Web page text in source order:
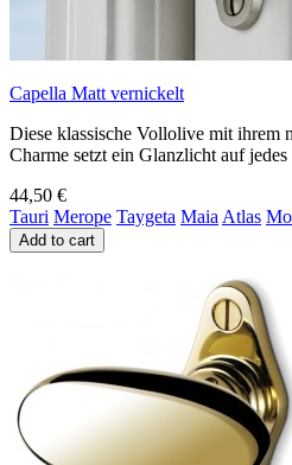
Capella Matt vernickelt
Diese klassische Vollolive mit ihrem
Charme setzt ein Glanzlicht auf jedes
44,50 €
Tauri Merope Taygeta Maia Atlas
Add to cart